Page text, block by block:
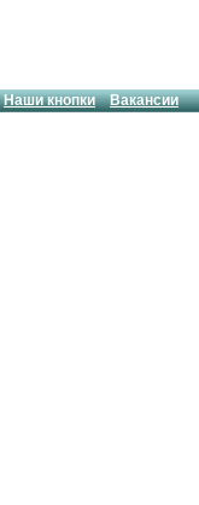
Наши кнопки Вакансии